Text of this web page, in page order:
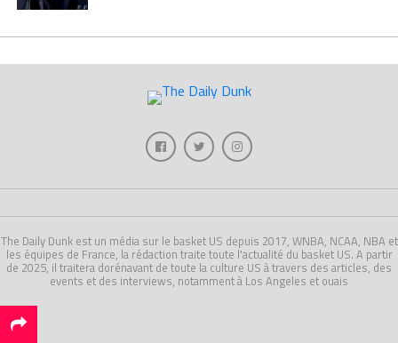
The Daily Dunk est un média sur le basket US depuis 2017, WNBA, NCAA, NBA et
les équipes de France, la rédaction traite toute l'actualité du basket US. A partir
de 2025, il traitera dorénavant de toute la culture US à travers des articles, des
events et des interviews, notamment à Los Angeles et ouais